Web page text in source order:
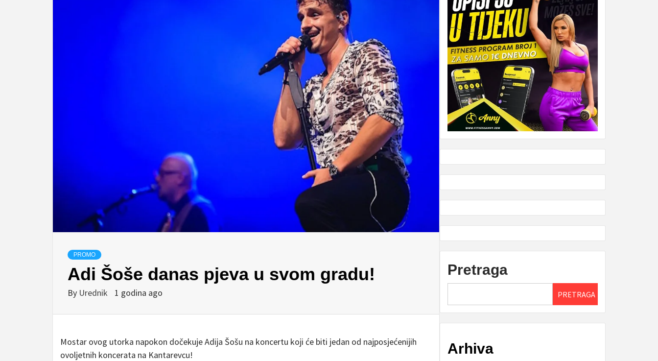
PROMO
Adi Šoše danas pjeva u svom gradu!
By Urednik 1 godina ago
Mostar ovog utorka napokon dočekuje Adija Šošu na koncertu koji će biti jedan od najposjećenijih
ovoljetnih koncerata na Kantarevcu!
Pretraga
PRETRAGA
Arhiva